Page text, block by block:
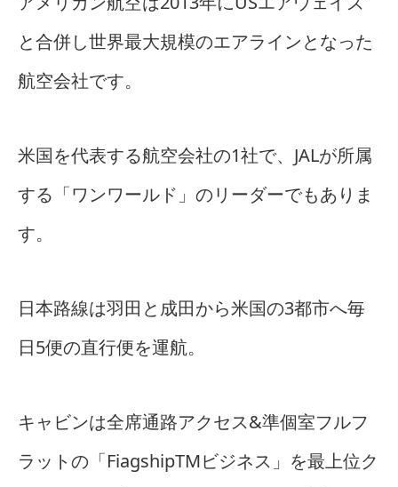
と合併し世界最大規模のエアラインとなった
航空会社です。
米国を代表する航空会社の1社で、JALが所属
する「ワンワールド」のリーダーでもありま
す。
日本路線は羽田と成田から米国の3都市へ毎
日5便の直行便を運航。
キャビンは全席通路アクセス&準個室フルフ
ラットの「FiagshipTMビジネス」を最上位ク